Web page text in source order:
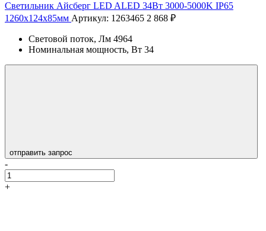
Светильник Айсберг LED ALED 34Вт 3000-5000K IP65
1260х124х85мм Артикул: 1263465 2 868 ₽
Световой поток, Лм 4964
Номинальная мощность, Вт 34
отправить запрос
-
+